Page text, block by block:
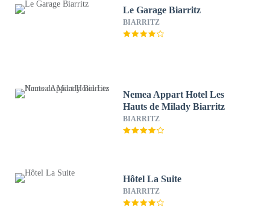
Le Garage Biarritz
BIARRITZ
Nemea Appart Hotel Les
Hauts de Milady Biarritz
BIARRITZ
Hôtel La Suite
BIARRITZ